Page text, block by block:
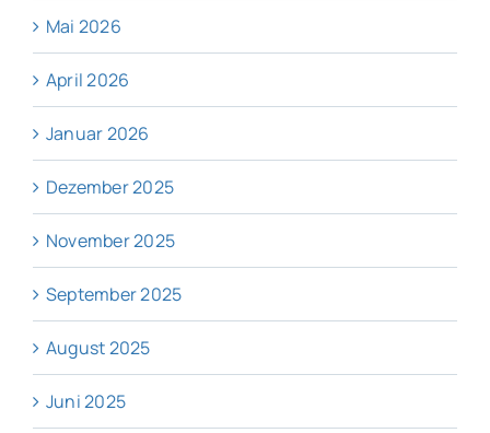
Mai 2026
April 2026
Januar 2026
Dezember 2025
November 2025
September 2025
August 2025
Juni 2025